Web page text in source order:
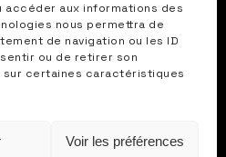
aux informations des
nous permettra de
de navigation ou les ID
ou de retirer son
certaines caractéristiques
Voir les préférences